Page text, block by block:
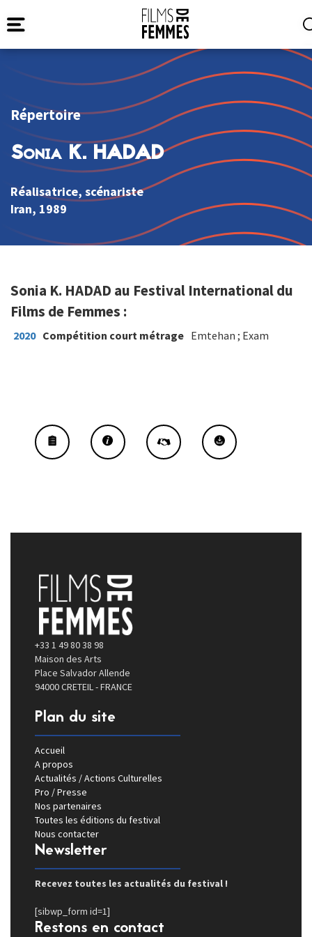
Répertoire
Sonia K. HADAD
Réalisatrice, scénariste
Iran, 1989
Sonia K. HADAD au Festival International du
Films de Femmes :
2020 Compétition court métrage Emtehan ; Exam
+33 1 49 80 38 98
Maison des Arts
Place Salvador Allende
94000 CRETEIL - FRANCE
Plan du site
Accueil
A propos
Actualités / Actions Culturelles
Pro / Presse
Nos partenaires
Toutes les éditions du festival
Nous contacter
Newsletter
Recevez toutes les actualités du festival !
[sibwp_form id=1]
Restons en contact